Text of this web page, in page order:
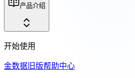
产品介绍
开始使用
金数据旧版帮助中心